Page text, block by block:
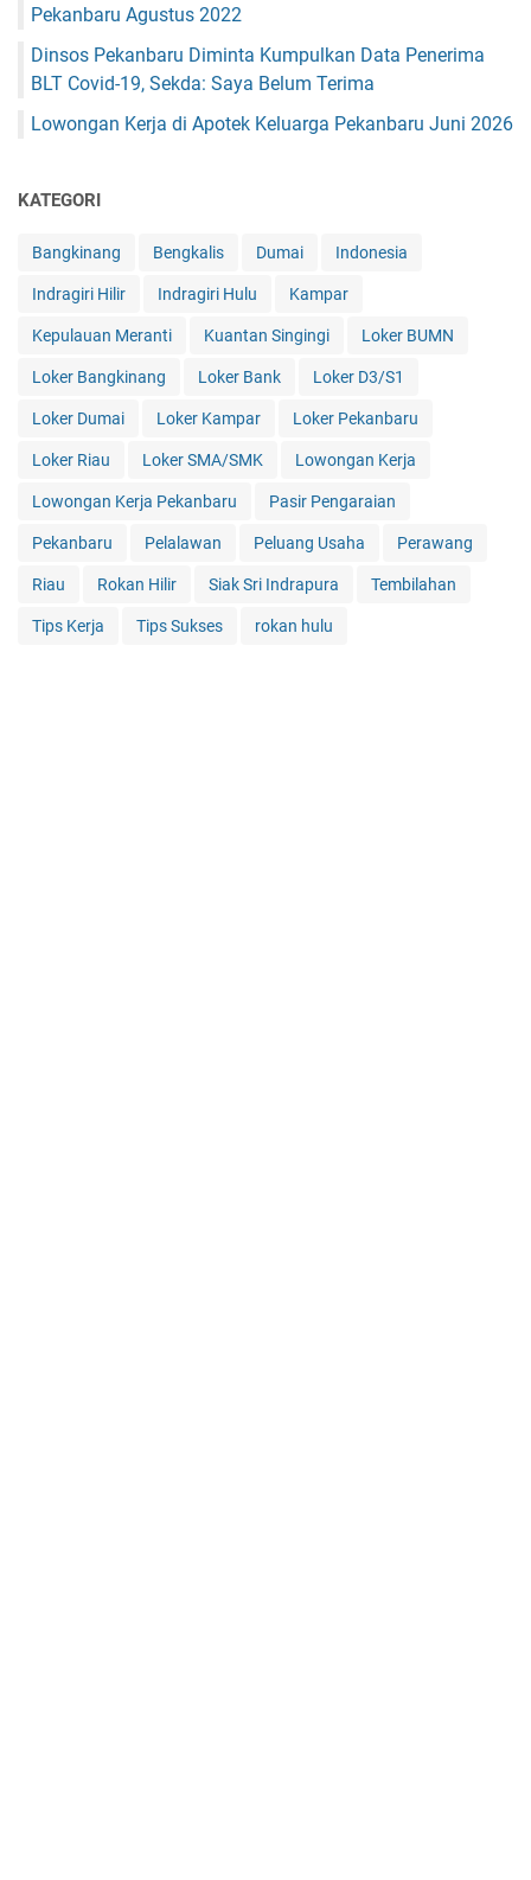
Pekanbaru Agustus 2022
Dinsos Pekanbaru Diminta Kumpulkan Data Penerima
BLT Covid-19, Sekda: Saya Belum Terima
Lowongan Kerja di Apotek Keluarga Pekanbaru Juni 2026
KATEGORI
Bangkinang Bengkalis Dumai Indonesia
Indragiri Hilir Indragiri Hulu Kampar
Kepulauan Meranti Kuantan Singingi Loker BUMN
Loker Bangkinang Loker Bank Loker D3/S1
Loker Dumai Loker Kampar Loker Pekanbaru
Loker Riau Loker SMA/SMK Lowongan Kerja
Lowongan Kerja Pekanbaru Pasir Pengaraian
Pekanbaru Pelalawan Peluang Usaha Perawang
Riau Rokan Hilir Siak Sri Indrapura Tembilahan
Tips Kerja Tips Sukses rokan hulu